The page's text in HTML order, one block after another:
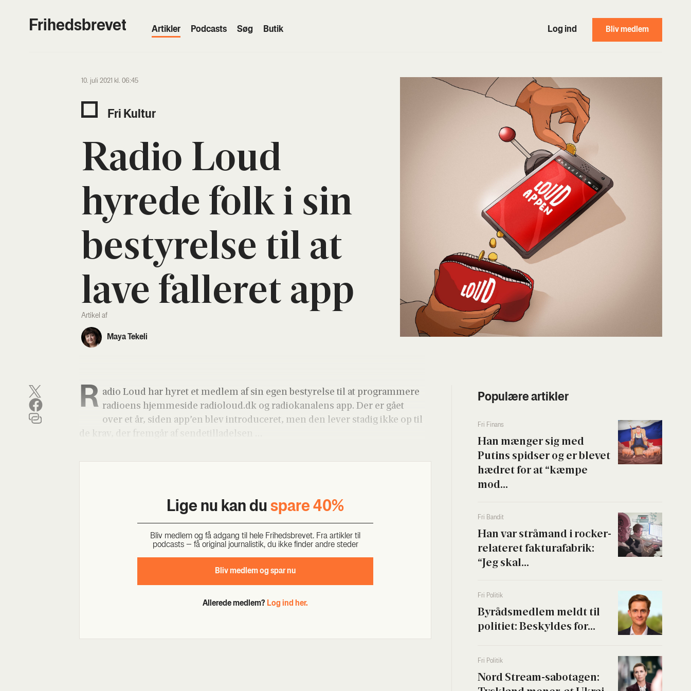
Frihedsbrevet Artik­ler Podcasts Søg Butik Log ind Bliv medlem
10. juli 2021 kl. 06:45
Fri Kul­tur
Radio Loud
hyre­de folk i sin
besty­rel­se til at
lave fal­le­ret app
Artikel af
Maya Tekeli
R adio Loud har hyret et med­lem af sin egen besty­rel­se til at pro­gram­me­re
radio­ens hjem­mesi­de radioloud.dk og radi­o­ka­na­lens app. Der er gået
over et år, siden app’en blev intro­du­ce­ret, men den lever sta­dig ikke op til
de krav, der frem­går af sen­de­til­la­del­sen …
Lige nu kan du spa­re 40%
Bliv med­lem og få adgang til hele Fri­heds­bre­vet. Fra artik­ler til
podcasts – få ori­gi­nal jour­na­li­stik, du ikke fin­der andre ste­der
Bliv med­lem og spar nu
Allerede medlem? Log ind her.
Populære artikler
Fri Finans
Han mæn­ger sig med
Putins spid­ser og er ble­vet
hædret for at “kæm­pe
mod...
Fri Ban­dit
Han var strå­mand i rock­er­
re­la­te­ret fak­tura­fa­brik:
“Jeg skal...
Fri Poli­tik
Byrå­ds­med­lem meldt til
poli­ti­et: Beskyl­des for...
Fri Poli­tik
Nord Stream-sabo­ta­gen: